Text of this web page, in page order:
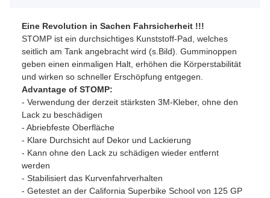
Eine Revolution in Sachen Fahrsicherheit !!!
STOMP ist ein durchsichtiges Kunststoff-Pad, welches
seitlich am Tank angebracht wird (s.Bild). Gumminoppen
geben einen einmaligen Halt, erhöhen die Körperstabilität
und wirken so schneller Erschöpfung entgegen.
Advantage of STOMP:
- Verwendung der derzeit stärksten 3M-Kleber, ohne den
Lack zu beschädigen
- Abriebfeste Oberfläche
- Klare Durchsicht auf Dekor und Lackierung
- Kann ohne den Lack zu schädigen wieder entfernt
werden
- Stabilisiert das Kurvenfahrverhalten
- Getestet an der California Superbike School von 125 GP